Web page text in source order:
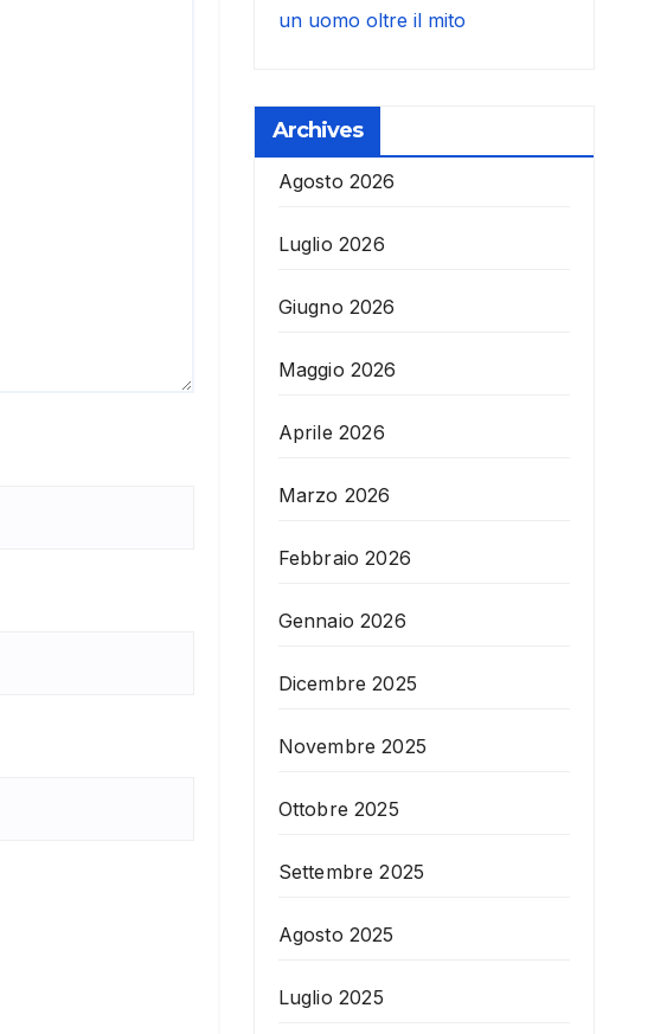
un uomo oltre il mito
Archives
Agosto 2026
Luglio 2026
Giugno 2026
Maggio 2026
Aprile 2026
Marzo 2026
Febbraio 2026
Gennaio 2026
Dicembre 2025
Novembre 2025
Ottobre 2025
Settembre 2025
Agosto 2025
Luglio 2025